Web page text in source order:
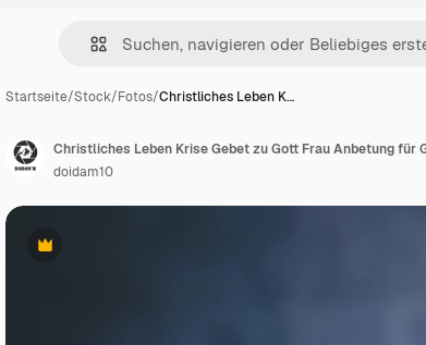
Startseite/Stock/Fotos/Christliches Leben K…
Premium
doidam10